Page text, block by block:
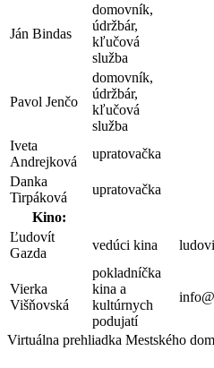
Ján Bindas
domovník,
údržbár,
kľučová
služba
Pavol Jenčo
domovník,
údržbár,
kľučová
služba
Iveta
Andrejková
upratovačka
Danka
Tirpáková
upratovačka
Kino:
Ľudovít
Gazda
vedúci kina
Vierka
Višňovská
pokladníčka
kina a
kultúrnych
podujatí
Virtuálna prehliadka Mestského